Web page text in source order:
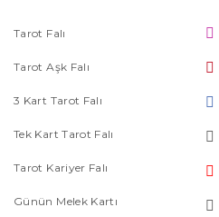
Tarot Falı
Tarot Aşk Falı
3 Kart Tarot Falı
Tek Kart Tarot Falı
Tarot Kariyer Falı
Günün Melek Kartı